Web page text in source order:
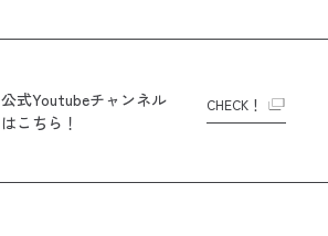
公式Youtubeチャンネル
はこちら！
CHECK！